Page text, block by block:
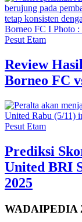
Pesut Etam
Review
Borneo FC
Pesut Etam
Prediksi
United BRI
2025
WADAIPEDIA